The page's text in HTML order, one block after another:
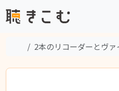
Home
2本のリコーダーとヴ